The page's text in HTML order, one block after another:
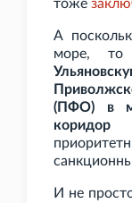
тоже
А
море, то
(ПФО) в
коридор
И не